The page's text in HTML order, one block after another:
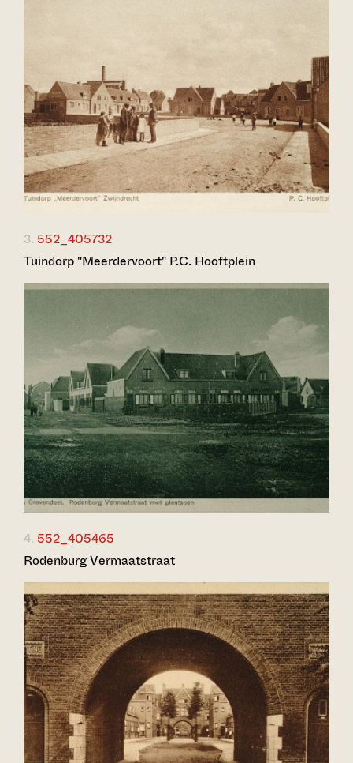
3. 552_405732
Tuindorp "Meerdervoort" P.C. Hooftplein
4. 552_405465
Rodenburg Vermaatstraat